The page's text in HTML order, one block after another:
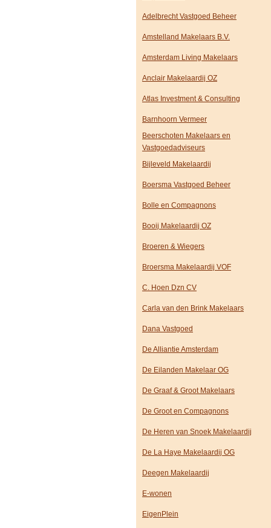
Adelbrecht Vastgoed Beheer
Amstelland Makelaars B.V.
Amsterdam Living Makelaars
Anclair Makelaardij OZ
Atlas Investment & Consulting
Barnhoorn Vermeer
Beerschoten Makelaars en
Vastgoedadviseurs
Bijleveld Makelaardij
Boersma Vastgoed Beheer
Bolle en Compagnons
Booij Makelaardij OZ
Broeren & Wiegers
Broersma Makelaardij VOF
C. Hoen Dzn CV
Carla van den Brink Makelaars
Dana Vastgoed
De Alliantie Amsterdam
De Eilanden Makelaar OG
De Graaf & Groot Makelaars
De Groot en Compagnons
De Heren van Snoek Makelaardij
De La Haye Makelaardij OG
Deegen Makelaardij
E-wonen
EigenPlein